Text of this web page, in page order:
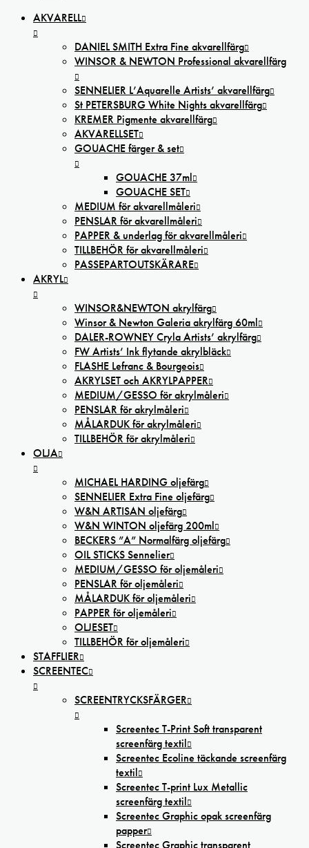
AKVARELL
DANIEL SMITH Extra Fine akvarellfärg
WINSOR & NEWTON Professional akvarellfärg
SENNELIER L’Aquarelle Artists’ akvarellfärg
St PETERSBURG White Nights akvarellfärg
KREMER Pigmente akvarellfärg
AKVARELLSET
GOUACHE färger & set
GOUACHE 37ml
GOUACHE SET
MEDIUM för akvarellmåleri
PENSLAR för akvarellmåleri
PAPPER & underlag för akvarellmåleri
TILLBEHÖR för akvarellmåleri
PASSEPARTOUTSKÄRARE
AKRYL
WINSOR&NEWTON akrylfärg
Winsor & Newton Galeria akrylfärg 60ml
DALER-ROWNEY Cryla Artists’ akrylfärg
FW Artists’ Ink flytande akrylbläck
FLASHE Lefranc & Bourgeois
AKRYLSET och AKRYLPAPPER
MEDIUM/GESSO för akrylmåleri
PENSLAR för akrylmåleri
MÅLARDUK för akrylmåleri
TILLBEHÖR för akrylmåleri
OLJA
MICHAEL HARDING oljefärg
SENNELIER Extra Fine oljefärg
W&N ARTISAN oljefärg
W&N WINTON oljefärg 200ml
BECKERS ”A” Normalfärg oljefärg
OIL STICKS Sennelier
MEDIUM/GESSO för oljemåleri
PENSLAR för oljemåleri
MÅLARDUK för oljemåleri
PAPPER för oljemåleri
OLJESET
TILLBEHÖR för oljemåleri
STAFFLIER
SCREENTEC
SCREENTRYCKSFÄRGER
Screentec T-Print Soft transparent
screenfärg textil
Screentec Ecoline täckande screenfärg
textil
Screentec T-print Lux Metallic
screenfärg textil
Screentec Graphic opak screenfärg
papper
Screentec Graphic transparent